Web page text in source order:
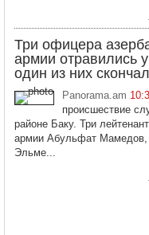
Три офицера
армии отравились
один из них
Panorama.am
происшествие
районе Баку. Три
армии Абульфат
Эльме...